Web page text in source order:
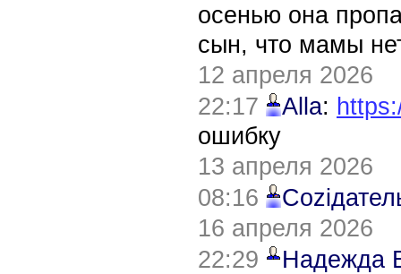
осенью она
сын, что мамы
12 апреля 2026
22:17
Alla:
ошибку
13 апреля 2026
08:16
16 апреля 2026
22:29
Надежда